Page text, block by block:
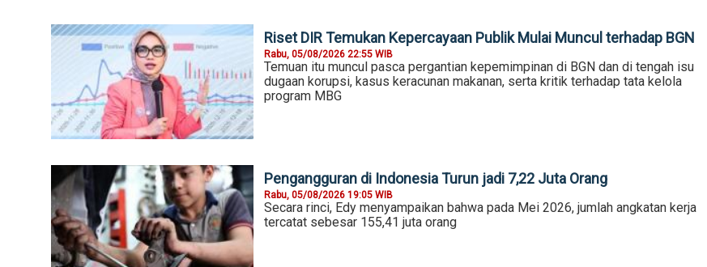
Riset DIR Temukan Kepercayaan Publik Mulai Muncul terhadap BGN
Rabu, 05/08/2026 22:55 WIB
Temuan itu muncul pasca pergantian kepemimpinan di BGN dan di tengah isu
dugaan korupsi, kasus keracunan makanan, serta kritik terhadap tata kelola
program MBG
Pengangguran di Indonesia Turun jadi 7,22 Juta Orang
Rabu, 05/08/2026 19:05 WIB
Secara rinci, Edy menyampaikan bahwa pada Mei 2026, jumlah angkatan kerja
tercatat sebesar 155,41 juta orang